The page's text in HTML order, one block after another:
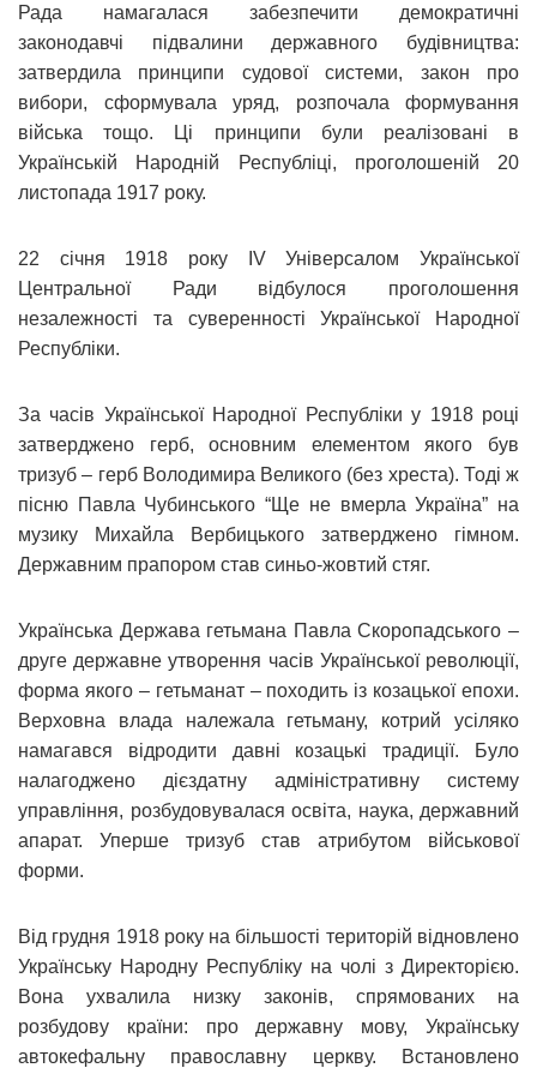
Рада намагалася забезпечити демократичні
законодавчі підвалини державного будівництва:
затвердила принципи судової системи, закон про
вибори, сформувала уряд, розпочала формування
війська тощо. Ці принципи були реалізовані в
Українській Народній Республіці, проголошеній 20
листопада 1917 року.
22 січня 1918 року IV Універсалом Української
Центральної Ради відбулося проголошення
незалежності та суверенності Української Народної
Республіки.
За часів Української Народної Республіки у 1918 році
затверджено герб, основним елементом якого був
тризуб – герб Володимира Великого (без хреста). Тоді ж
пісню Павла Чубинського “Ще не вмерла Україна” на
музику Михайла Вербицького затверджено гімном.
Державним прапором став синьо-жовтий стяг.
Українська Держава гетьмана Павла Скоропадського –
друге державне утворення часів Української революції,
форма якого – гетьманат – походить із козацької епохи.
Верховна влада належала гетьману, котрий усіляко
намагався відродити давні козацькі традиції. Було
налагоджено дієздатну адміністративну систему
управління, розбудовувалася освіта, наука, державний
апарат. Уперше тризуб став атрибутом військової
форми.
Від грудня 1918 року на більшості територій відновлено
Українську Народну Республіку на чолі з Директорією.
Вона ухвалила низку законів, спрямованих на
розбудову країни: про державну мову, Українську
автокефальну православну церкву. Встановлено